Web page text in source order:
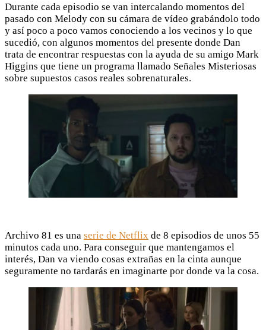
Durante cada episodio se van intercalando momentos del
pasado con Melody con su cámara de vídeo grabándolo todo
y así poco a poco vamos conociendo a los vecinos y lo que
sucedió, con algunos momentos del presente donde Dan
trata de encontrar respuestas con la ayuda de su amigo Mark
Higgins que tiene un programa llamado Señales Misteriosas
sobre supuestos casos reales sobrenaturales.
Archivo 81 es una serie de Netflix de 8 episodios de unos 55
minutos cada uno. Para conseguir que mantengamos el
interés, Dan va viendo cosas extrañas en la cinta aunque
seguramente no tardarás en imaginarte por donde va la cosa.